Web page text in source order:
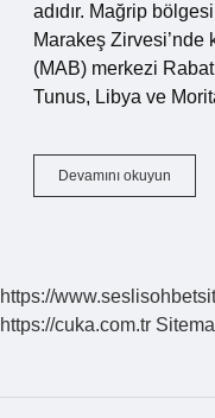
adıdır. Mağrip
Marakeş Zirvesi’nde
(MAB) merkezi
Tunus, Libya ve
Devamını okuyun
Nedir
https://
https://cuka.com.tr